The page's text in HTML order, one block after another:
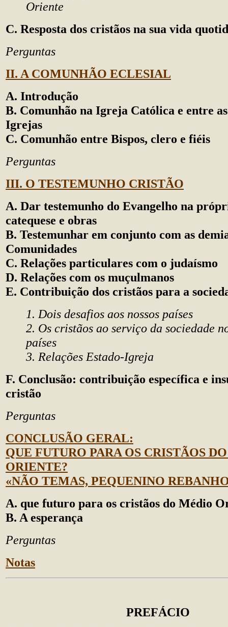
Oriente
C. Resposta dos cristãos na sua vida
Perguntas
II. A COMUNHÃO ECLESIAL
A. Introdução
B. Comunhão na Igreja Católica e entre
Igrejas
C. Comunhão entre Bispos, clero e fiéis
Perguntas
III. O TESTEMUNHO CRISTÃO
A. Dar testemunho do Evangelho na
catequese e obras
B. Testemunhar em conjunto com as
Comunidades
C. Relações particulares com o judaísmo
D. Relações com os muçulmanos
E. Contribuição dos cristãos para a
1. Dois desafios aos nossos países
2. Os cristãos ao serviço da sociedade
países
3. Relações Estado-Igreja
F. Conclusão: contribuição específica e
cristão
Perguntas
CONCLUSÃO GERAL:
QUE FUTURO PARA OS CRISTÃOS
ORIENTE?
«NÃO TEMAS, PEQUENINO
A. que futuro para os cristãos do Médio
B. A esperança
Perguntas
Notas
PREFÁCIO